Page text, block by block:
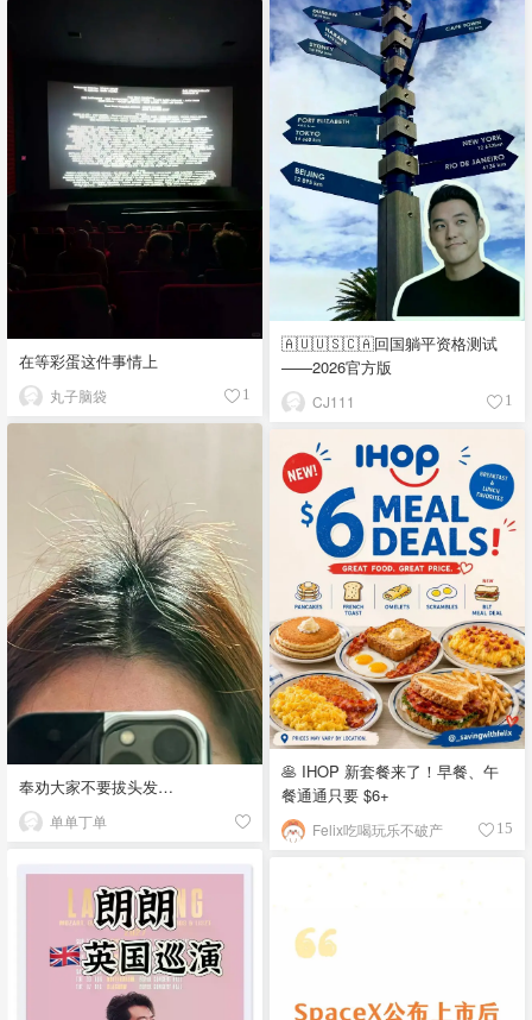
🇦🇺🇺🇸🇨🇦回国躺平资格测试
——2026官方版
CJ111 1
在等彩蛋这件事情上
丸子脑袋 1
奉劝大家不要拔头发…
单单丁单
🥞 IHOP 新套餐来了！早餐、午
餐通通只要 $6+
Felix吃喝玩乐不破产 15